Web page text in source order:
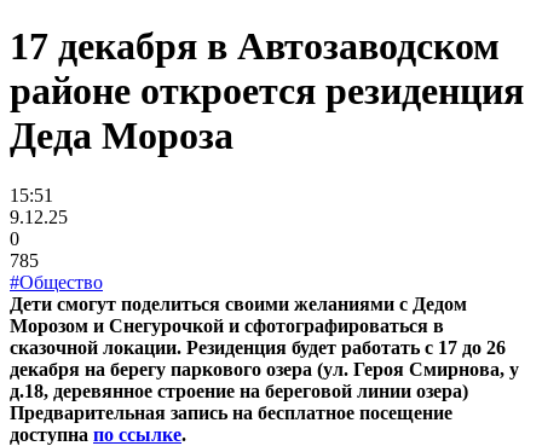
17 декабря в Автозаводском
районе откроется резиденция
Деда Мороза
15:51
9.12.25
0
785
#Общество
Дети смогут поделиться своими желаниями с Дедом
Морозом и Снегурочкой и сфотографироваться в
сказочной локации. Резиденция будет работать с 17 до 26
декабря на берегу паркового озера (ул. Героя Смирнова, у
д.18, деревянное строение на береговой линии озера)
Предварительная запись на бесплатное посещение
доступна по ссылке.